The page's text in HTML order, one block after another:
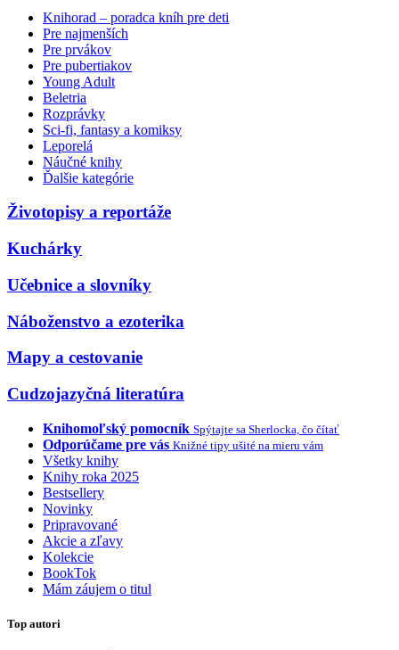
Knihorad – poradca kníh pre deti
Pre najmenších
Pre prvákov
Pre pubertiakov
Young Adult
Beletria
Rozprávky
Sci-fi, fantasy a komiksy
Leporelá
Náučné knihy
Ďalšie kategórie
Životopisy a reportáže
Kuchárky
Učebnice a slovníky
Náboženstvo a ezoterika
Mapy a cestovanie
Cudzojazyčná literatúra
Knihomoľský pomocník Spýtajte sa Sherlocka, čo čítať
Odporúčame pre vás Knižné tipy ušité na mieru vám
Všetky knihy
Knihy roka 2025
Bestsellery
Novinky
Pripravované
Akcie a zľavy
Kolekcie
BookTok
Mám záujem o titul
Top autori